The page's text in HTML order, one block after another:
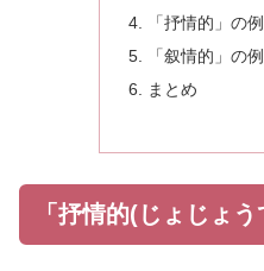
「抒情的」の
「叙情的」の
まとめ
「抒情的(じょじょ